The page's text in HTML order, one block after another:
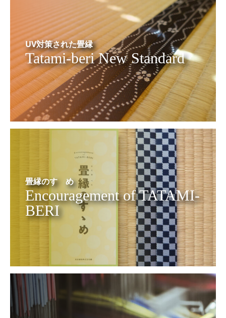
UV対策された畳縁
Tatami-beri New Standard
畳縁のすゝめ
Encouragement of TATAMI-
BERI